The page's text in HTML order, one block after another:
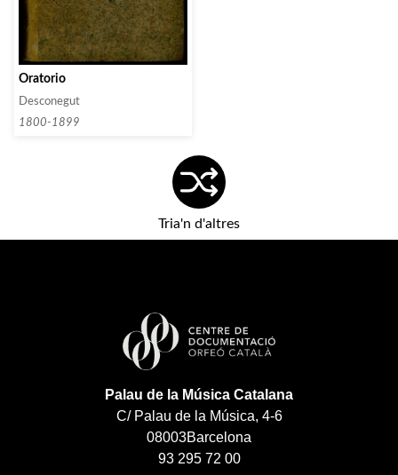
Oratorio
Desconegut
1800-1899
Tria'n d'altres
Palau de la Música Catalana
C/ Palau de la Música, 4-6
08003Barcelona
93 295 72 00